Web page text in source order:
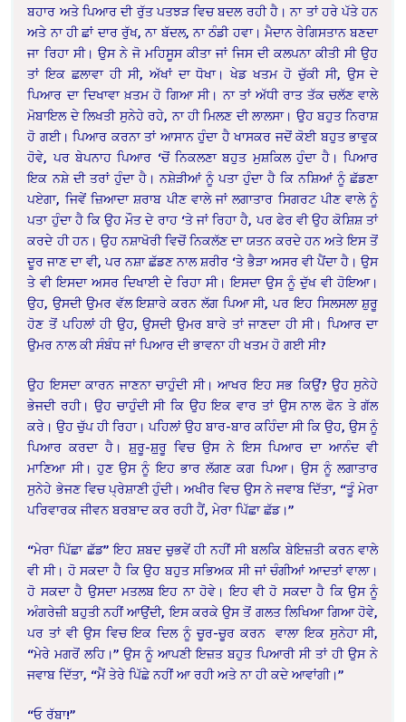
ਬਹਾਰ ਅਤੇ ਪਿਆਰ ਦੀ ਰੁੱਤ ਪਤਝੜ ਵਿਚ ਬਦਲ ਰਹੀ ਹੈ। ਨਾ ਤਾਂ ਹਰੇ ਪੱਤੇ ਹਨ
ਅਤੇ ਨਾ ਹੀ ਛਾਂ ਦਾਰ ਰੁੱਖ, ਨਾ ਬੱਦਲ, ਨਾ ਠੰਡੀ ਹਵਾ। ਮੈਦਾਨ ਰੇਗਿਸਤਾਨ ਬਣਦਾ
ਜਾ ਰਿਹਾ ਸੀ। ਉਸ ਨੇ ਜੋ ਮਹਿਸੂਸ ਕੀਤਾ ਜਾਂ ਜਿਸ ਦੀ ਕਲਪਨਾ ਕੀਤੀ ਸੀ ਉਹ
ਤਾਂ ਇਕ ਛਲਾਵਾ ਹੀ ਸੀ, ਅੱਖਾਂ ਦਾ ਧੋਖਾ। ਖੇਡ ਖਤਮ ਹੋ ਚੁੱਕੀ ਸੀ, ਉਸ ਦੇ
ਪਿਆਰ ਦਾ ਦਿਖਾਵਾ ਖ਼ਤਮ ਹੋ ਗਿਆ ਸੀ। ਨਾ ਤਾਂ ਅੱਧੀ ਰਾਤ ਤੱਕ ਚਲੱਣ ਵਾਲੇ
ਮੋਬਾਇਲ ਦੇ ਲਿਖਤੀ ਸੁਨੇਹੇ ਰਹੇ, ਨਾ ਹੀ ਮਿਲਣ ਦੀ ਲਾਲਸਾ। ਉਹ ਬਹੁਤ ਨਿਰਾਸ਼
ਹੋ ਗਈ।ਪਿਆਰ ਕਰਨਾ ਤਾਂ ਆਸਾਨ ਹੁੰਦਾ ਹੈ ਖਾਸਕਰ ਜਦੋਂ ਕੋਈਬਹੁਤ ਭਾਵੁਕ
ਹੋਵੇ, ਪਰ ਬੇਪਨਾਹ ਪਿਆਰ ‘ਚੋਂ ਨਿਕਲਣਾ ਬਹੁਤ ਮੁਸ਼ਕਿਲ ਹੁੰਦਾ ਹੈ। ਪਿਆਰ
ਇਕ ਨਸ਼ੇ ਦੀ ਤਰਾਂ ਹੁੰਦਾ ਹੈ। ਨਸ਼ੇੜੀਆਂ ਨੂੰ ਪਤਾ ਹੁੰਦਾ ਹੈ ਕਿ ਨਸ਼ਿਆਂ ਨੂੰ ਛੱਡਣਾ
ਪਏਗਾ, ਜਿਵੇਂ ਜ਼ਿਆਦਾ ਸ਼ਰਾਬ ਪੀਣ ਵਾਲੇ ਜਾਂ ਲਗਾਤਾਰ ਸਿਗਰਟ ਪੀਣ ਵਾਲੇ ਨੂੰ
ਪਤਾ ਹੁੰਦਾ ਹੈ ਕਿ ਉਹ ਮੌਤ ਦੇ ਰਾਹ ‘ਤੇ ਜਾਂ ਰਿਹਾ ਹੈ, ਪਰ ਫੇਰ ਵੀ ਉਹ ਕੋਸ਼ਿਸ਼ ਤਾਂ
ਕਰਦੇ ਹੀ ਹਨ। ਉਹ ਨਸ਼ਾਖੋਰੀ ਵਿਚੋਂ ਨਿਕਲੱਣ ਦਾ ਯਤਨ ਕਰਦੇ ਹਨ ਅਤੇ ਇਸ ਤੋਂ
ਦੂਰ ਜਾਣ ਦਾ ਵੀ, ਪਰ ਨਸ਼ਾ ਛੱਡਣ ਨਾਲ ਸ਼ਰੀਰ ‘ਤੇ ਭੈੜਾ ਅਸਰ ਵੀ ਪੈਂਦਾ ਹੈ। ਉਸ
ਤੇ ਵੀ ਇਸਦਾ ਅਸਰ ਦਿਖਾਈ ਦੇ ਰਿਹਾ ਸੀ। ਇਸਦਾ ਉਸ ਨੂੰ ਦੁੱਖ ਵੀ ਹੋਇਆ।
ਉਹ, ਉਸਦੀ ਉਮਰ ਵੱਲ ਇਸ਼ਾਰੇ ਕਰਨ ਲੱਗ ਪਿਆ ਸੀ, ਪਰ ਇਹ ਸਿਲਸਲਾ ਸ਼ੁਰੂ
ਹੋਣ ਤੋਂ ਪਹਿਲਾਂ ਹੀ ਉਹ, ਉਸਦੀ ਉਮਰ ਬਾਰੇ ਤਾਂ ਜਾਣਦਾ ਹੀ ਸੀ। ਪਿਆਰ ਦਾ
ਉਮਰ ਨਾਲ ਕੀ ਸੰਬੰਧ ਜਾਂ ਪਿਆਰ ਦੀ ਭਾਵਨਾ ਹੀ ਖਤਮ ਹੋ ਗਈ ਸੀ?
ਉਹ ਇਸਦਾ ਕਾਰਨ ਜਾਣਨਾ ਚਾਹੁੰਦੀ ਸੀ। ਆਖਰ ਇਹ ਸਭ ਕਿਉਂ? ਉਹ ਸੁਨੇਹੇ
ਭੇਜਦੀ ਰਹੀ। ਉਹ ਚਾਹੁੰਦੀ ਸੀ ਕਿ ਉਹ ਇਕ ਵਾਰ ਤਾਂ ਉਸ ਨਾਲ ਫੋਨ ਤੇ ਗੱਲ
ਕਰੇ। ਉਹ ਚੁੱਪ ਹੀ ਰਿਹਾ। ਪਹਿਲਾਂ ਉਹ ਬਾਰ-ਬਾਰ ਕਹਿੰਦਾ ਸੀ ਕਿ ਉਹ, ਉਸ ਨੂੰ
ਪਿਆਰ ਕਰਦਾ ਹੈ। ਸ਼਼ੁਰੂ-ਸ਼਼ੁਰੂ ਵਿਚ ਉਸ ਨੇ ਇਸ ਪਿਆਰ ਦਾ ਆਨੰਦ ਵੀ
ਮਾਣਿਆ ਸੀ। ਹੁਣ ਉਸ ਨੂੰ ਇਹ ਭਾਰ ਲੱਗਣ ਕਗ ਪਿਆ। ਉਸ ਨੂੰ ਲਗਾਤਾਰ
ਸੁਨੇਹੇ ਭੇਜਣ ਵਿਚ ਪ੍ਰੇਸ਼ਾਣੀ ਹੁੰਦੀ। ਅਖੀਰ ਵਿਚ ਉਸ ਨੇ ਜਵਾਬ ਦਿੱਤਾ, “ਤੂੰ ਮੇਰਾ
ਪਰਿਵਾਰਕ ਜੀਵਨ ਬਰਬਾਦ ਕਰ ਰਹੀ ਹੈਂ, ਮੇਰਾ ਪਿੱਛਾ ਛੱਡ।”
“ਮੇਰਾ ਪਿੱਛਾ ਛੱਡ” ਇਹ ਸ਼ਬਦ ਚੁਭਵੇਂ ਹੀ ਨਹੀਂ ਸੀ ਬਲਕਿ ਬੇਇਜ਼ਤੀ ਕਰਨ ਵਾਲੇ
ਵੀ ਸੀ। ਹੋ ਸਕਦਾ ਹੈ ਕਿ ਉਹ ਬਹੁਤ ਸਭਿਅਕ ਸੀ ਜਾਂ ਚੰਗੀਆਂ ਆਦਤਾਂ ਵਾਲਾ।
ਹੋ ਸਕਦਾ ਹੈ ਉਸਦਾ ਮਤਲਬ ਇਹ ਨਾ ਹੋਵੇ। ਇਹ ਵੀ ਹੋ ਸਕਦਾ ਹੈ ਕਿ ਉਸ ਨੂੰ
ਅੰਗਰੇਜ਼ੀ ਬਹੁਤੀ ਨਹੀਂ ਆਉਂਦੀ, ਇਸ ਕਰਕੇ ਉਸ ਤੋਂ ਗਲਤ ਲਿਖਿਆ ਗਿਆ ਹੋਵੇ,
ਪਰ ਤਾਂ ਵੀ ਉਸ ਵਿਚ ਇਕ ਦਿਲ ਨੂੰ ਚੂਰ-ਚੂਰ ਕਰਨ ਵਾਲਾ ਇਕ ਸੁਨੇਹਾ ਸੀ,
“ਮੇਰੇ ਮਗਰੋਂ ਲਹਿ।” ਉਸ ਨੂੰ ਆਪਣੀ ਇਜ਼ਤ ਬਹੁਤ ਪਿਆਰੀ ਸੀ ਤਾਂ ਹੀ ਉਸ ਨੇ
ਜਵਾਬ ਦਿੱਤਾ, “ਮੈਂ ਤੇਰੇ ਪਿੱਛੇ ਨਹੀਂ ਆ ਰਹੀ ਅਤੇ ਨਾ ਹੀ ਕਦੇ ਆਵਾਂਗੀ।”
“ਓ ਰੱਬਾ!”